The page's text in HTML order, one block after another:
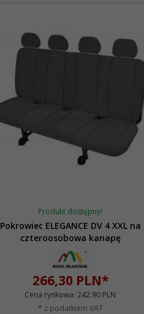
Produkt dostępny!
Pokrowiec ELEGANCE DV 4 XXL na
czteroosobowa kanapę
266,30 PLN*
Cena rynkowa:242.90 PLN
* z podatkiem VAT